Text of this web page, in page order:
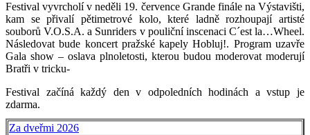
Festival vyvrcholí v neděli 19. července Grande finále na Výstavišti,
kam se přivalí pětimetrové kolo, které ladně rozhoupají artisté
souborů V.O.S.A. a Sunriders v pouliční inscenaci C´est la…Wheel.
Následovat bude koncert pražské kapely Hobluj!. Program uzavře
Gala show – oslava plnoletosti, kterou budou moderovat moderují
Bratři v tricku-
Festival začíná každý den v odpoledních hodinách a vstup je
zdarma.
Za dveřmi 2026